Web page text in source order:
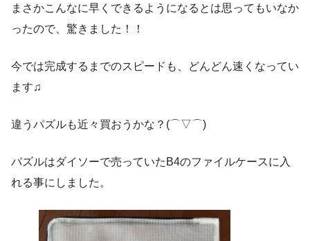
まさかこんなに早くできるようになるとは思ってもいなか
ったので、驚きました！！
今では完成するまでのスピードも、どんどん速くなってい
ます♫
違うパズルも近々買おうかな？(⌒▽⌒)
パズルはダイソーで売っていたB4のファイルケースに入
れる事にしました。